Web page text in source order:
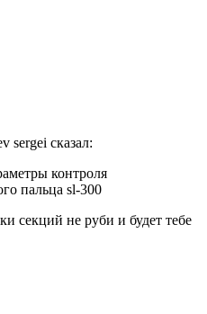
sergei сказал:
контроля
пальца sl-300
секций не руби и будет тебе